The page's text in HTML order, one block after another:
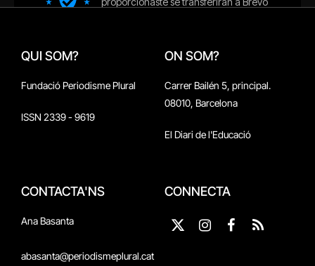
QUI SOM?
Fundació Periodisme Plural
ISSN 2339 - 9619
ON SOM?
Carrer Bailén 5, principal.
08010, Barcelona
El Diari de l'Educació
CONTACTA'NS
Ana Basanta
abasanta@periodismeplural.cat
CONNECTA
X
Instagram
Facebook
RSS